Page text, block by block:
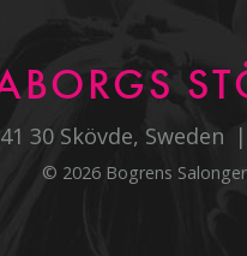
30 Skövde, Sweden
© 2026 Bogrens